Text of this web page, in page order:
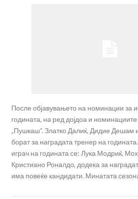
После објавувањето на номинации за
годината, на ред дојдоа и
„Пушкаш“. Златко Далиќ, Дидие Дешам
борат за наградата тренер на
играч на годината се: Лука Модриќ,
Кристиано Роналдо, додека за
има повеќе кандидати. Минатата